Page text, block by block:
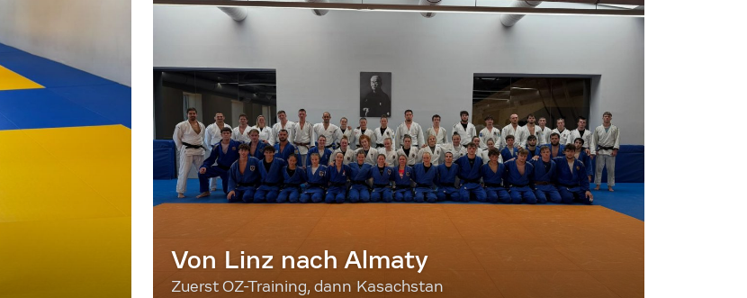
Von Linz nach Almaty
Zuerst OZ-Training, dann Kasachstan